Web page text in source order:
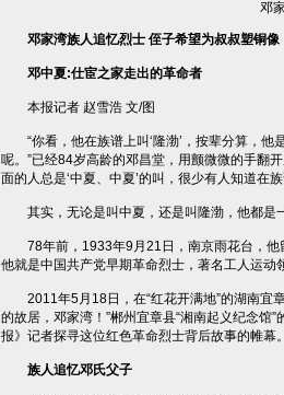
邓
邓家湾族人追忆烈士 侄子希望为叔叔塑铜像
邓中夏:仕宦之家走出的革命者
本报记者 赵雪浩 文/图
“你看，他在族谱上叫‘隆渤’，按辈分算，他
呢。”已经84岁高龄的邓昌堂，用颤微微的手翻
面的人总是‘中夏、中夏’的叫，很少有人知道在族
其实，无论是叫中夏，还是叫隆渤，他都是
78年前，1933年9月21日，南京雨花台，他留
他就是中国共产党早期革命烈士，著名工人运动
2011年5月18日，在“红花开满地”的湖南宜
的故居，邓家湾！”郴州宜章县“湘南起义纪念馆
报》记者探寻这位红色革命烈士背后故事的帷幕。
族人追忆邓氏父子